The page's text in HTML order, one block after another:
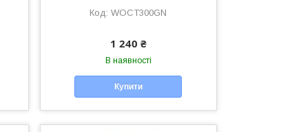
WOCT300GN
1 240 ₴
В наявності
Купити